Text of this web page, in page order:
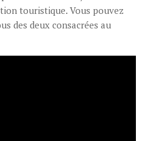
touristique. Vous pouvez
des deux consacrées au